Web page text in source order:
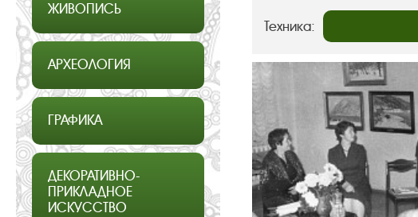
ЖИВОПИСЬ
АРХЕОЛОГИЯ
ГРАФИКА
ДЕКОРАТИВНО-
ПРИКЛАДНОЕ
ИСКУССТВО
Техника: